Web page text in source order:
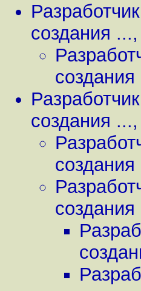
создания ...,
создания
создания ...,
создания
создания